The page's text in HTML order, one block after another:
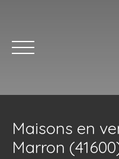
Maisons en
Marron